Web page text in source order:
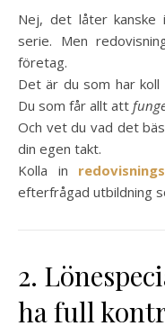
Nej, det låter kanske
serie. Men
företag.
Det är du som har
Du som får allt att
Och vet du vad det
din egen takt.
Kolla in
efterfrågad utbildning
2.
ha full